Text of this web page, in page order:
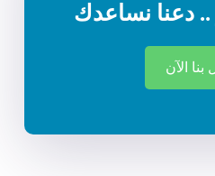
.. دعنا نساعدك
بنا الآن